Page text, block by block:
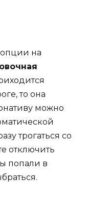
на
то она
можно
трогаться со
отключить
попали в